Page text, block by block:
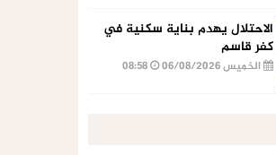
الاحتلال يهدم بناية سكنية في
كفر قاسم
الخميس 06/08/2026